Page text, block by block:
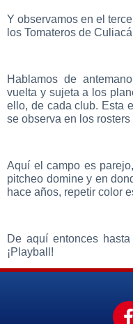
Y observamos en el
los Tomateros de
Hablamos de
vuelta y sujeta a los
ello, de cada club. Esta
se observa en los
Aquí el campo es
pitcheo domine y en
hace años, repetir color
De aquí entonces
¡Playball!